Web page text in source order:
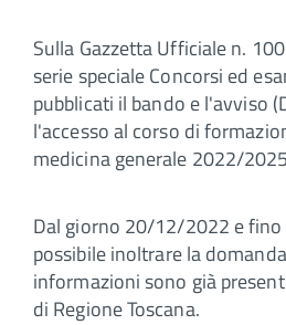
Sulla Gazzetta Ufficiale n.
serie speciale Concorsi ed
pubblicati il bando e l'avviso
l'accesso al corso di
medicina generale 2022/
Dal giorno 20/12/2022 e
possibile inoltrare la
informazioni sono già
di Regione Toscana.